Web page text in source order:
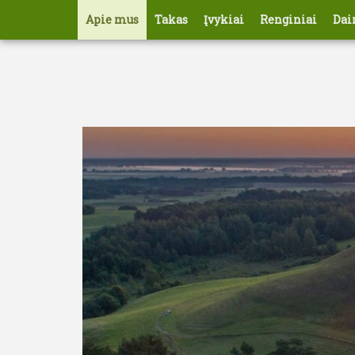
Nario
paskyros
Apie mus Takas Įvykiai Renginiai